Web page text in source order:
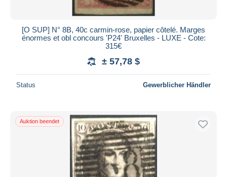
[O SUP] N° 8B, 40c carmin-rose, papier côtelé. Marges
énormes et obl concours 'P24' Bruxelles - LUXE - Cote:
315€
± 57,78 $
Status Gewerblicher Händler
Auktion beendet